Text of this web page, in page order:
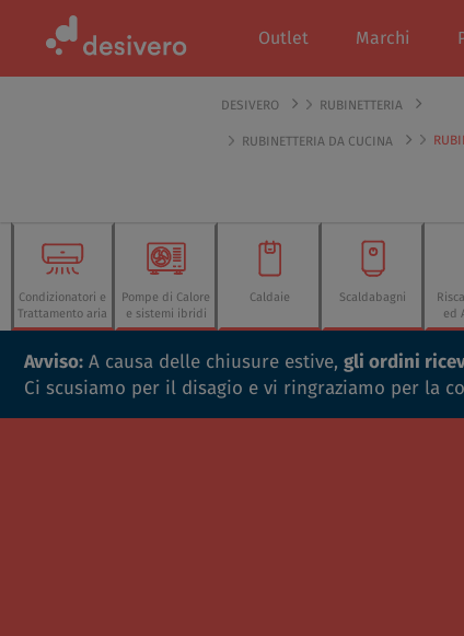
Outlet Marchi
DESIVERO
RUBINETTERIA
RUBINETTERIA DA CUCINA
Condizionatori e
Trattamento aria
Pompe di Calore
e sistemi ibridi
Caldaie Scaldabagni
ed
Avviso: A causa delle chiusure estive, gli ordini
Ci scusiamo per il disagio e vi ringraziamo per la